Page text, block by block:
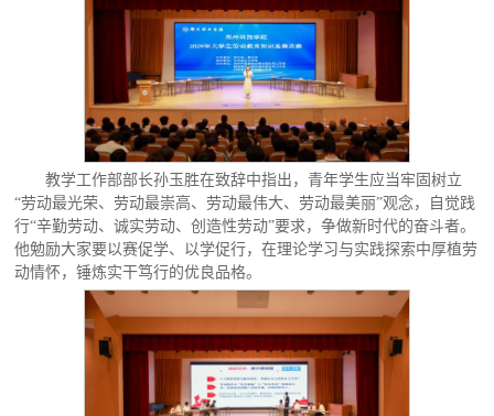
教学工作部部长孙玉胜在致辞中指出，青年学生应当牢固树立
“劳动最光荣、劳动最崇高、劳动最伟大、劳动最美丽”观念，自觉践
行“辛勤劳动、诚实劳动、创造性劳动”要求，争做新时代的奋斗者。
他勉励大家要以赛促学、以学促行，在理论学习与实践探索中厚植劳
动情怀，锤炼实干笃行的优良品格。